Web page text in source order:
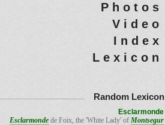
Photos
Video
Index
Lexicon
Random Lexicon
Esclarmonde
Esclarmonde de Foix, the 'White Lady' of Montsegur